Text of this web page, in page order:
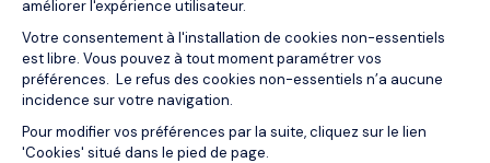
améliorer l'expérience utilisateur.
Votre consentement à l'installation de cookies non-essentiels
est libre. Vous pouvez à tout moment paramétrer vos
préférences. Le refus des cookies non-essentiels n’a aucune
incidence sur votre navigation.
Pour modifier vos préférences par la suite, cliquez sur le lien
'Cookies' situé dans le pied de page.